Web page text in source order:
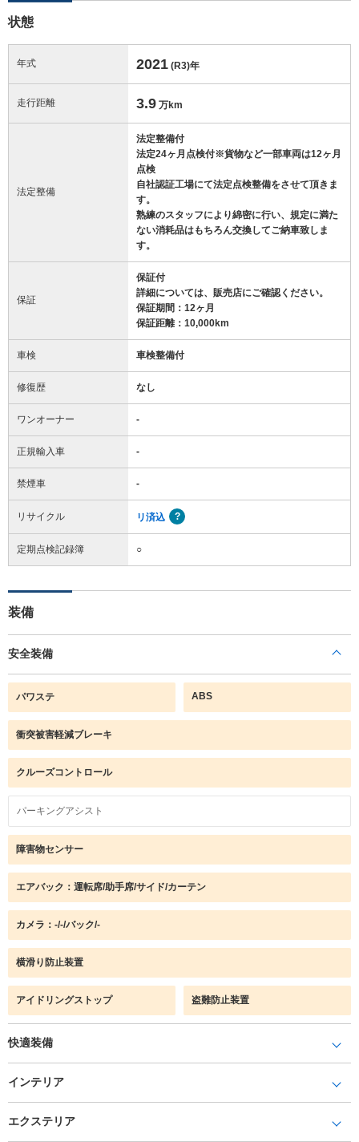
状態
年式 2021 (R3)年
走行距離 3.9 万km
法定整備
法定整備付
法定24ヶ月点検付※貨物など一部車両は12ヶ月
点検
自社認証工場にて法定点検整備をさせて頂きま
す。
熟練のスタッフにより綿密に行い、規定に満た
ない消耗品はもちろん交換してご納車致しま
す。
保証
保証付
詳細については、販売店にご確認ください。
保証期間：12ヶ月
保証距離：10,000km
車検 車検整備付
修復歴 なし
ワンオーナー -
正規輸入車 -
禁煙車 -
リサイクル リ済込
定期点検記録簿 ○
装備
安全装備
パワステ ABS
衝突被害軽減ブレーキ
クルーズコントロール
パーキングアシスト
障害物センサー
エアバック：運転席/助手席/サイド/カーテン
カメラ：-/-/バック/-
横滑り防止装置
アイドリングストップ 盗難防止装置
快適装備
インテリア
エクステリア